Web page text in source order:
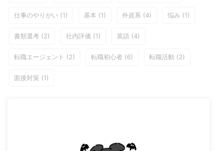
仕事のやりがい (1) 基本 (1) 外資系 (4) 悩み (1)
書類選考 (2) 社内評価 (1) 英語 (4)
転職エージェント (2) 転職初心者 (6) 転職活動 (2)
面接対策 (1)